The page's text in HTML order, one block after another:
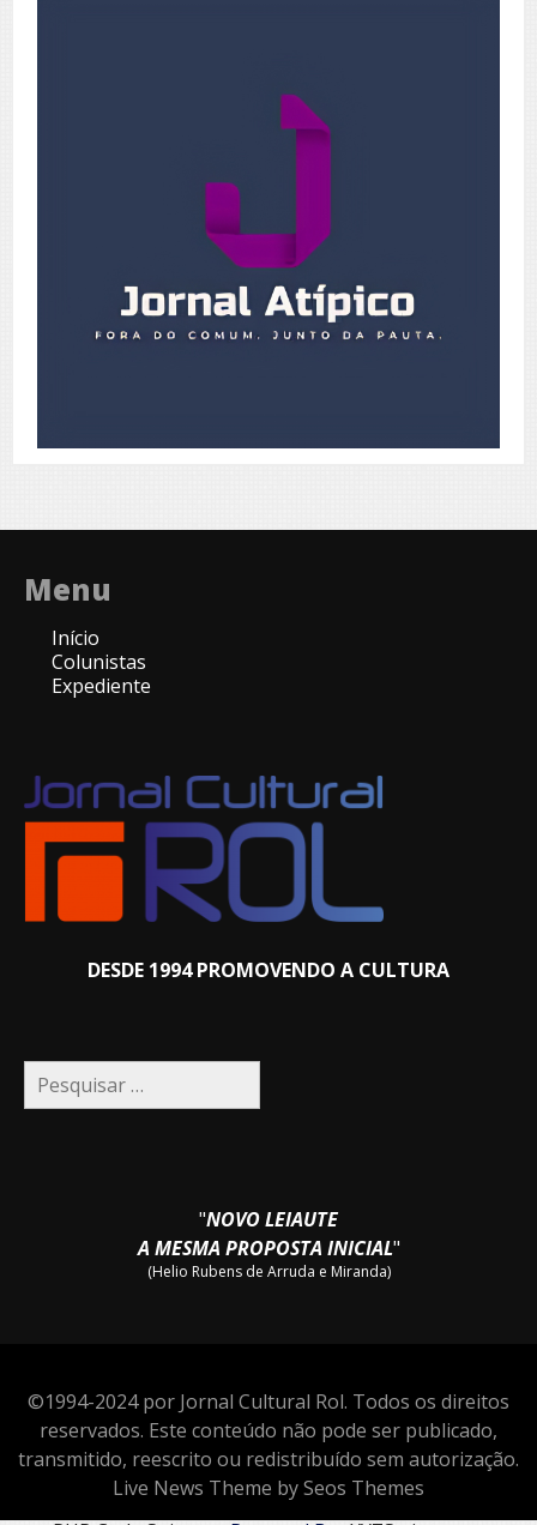
Menu
Início
Colunistas
Expediente
DESDE 1994 PROMOVENDO A CULTURA
Pesquisar
por:
"NOVO LEIAUTE
A MESMA PROPOSTA INICIAL"
(Helio Rubens de Arruda e Miranda)
©1994-2024 por Jornal Cultural Rol. Todos os direitos
reservados. Este conteúdo não pode ser publicado,
transmitido, reescrito ou redistribuído sem autorização.
Live News Theme by Seos Themes